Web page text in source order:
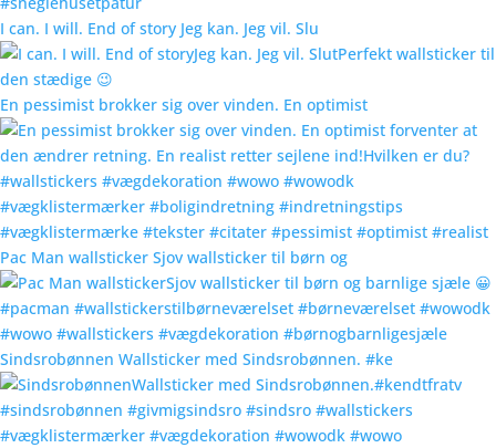
I can. I will. End of story Jeg kan. Jeg vil. Slu
En pessimist brokker sig over vinden. En optimist
Pac Man wallsticker Sjov wallsticker til børn og
Sindsrobønnen Wallsticker med Sindsrobønnen. #ke